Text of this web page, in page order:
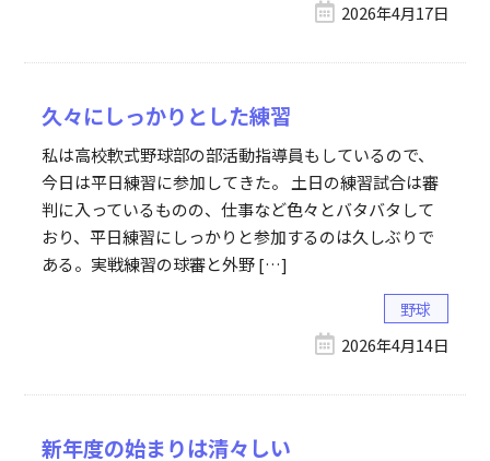
2026年4月17日
久々にしっかりとした練習
私は高校軟式野球部の部活動指導員もしているので、
今日は平日練習に参加してきた。 土日の練習試合は審
判に入っているものの、仕事など色々とバタバタして
おり、平日練習にしっかりと参加するのは久しぶりで
ある。実戦練習の球審と外野 […]
野球
2026年4月14日
新年度の始まりは清々しい